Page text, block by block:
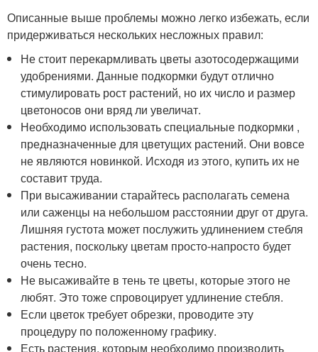
Описанные выше проблемы можно легко избежать, если
придерживаться нескольких несложных правил:
Не стоит перекармливать цветы азотосодержащими
удобрениями. Данные подкормки будут отлично
стимулировать рост растений, но их число и размер
цветоносов они вряд ли увеличат.
Необходимо использовать специальные подкормки ,
предназначенные для цветущих растений. Они вовсе
не являются новинкой. Исходя из этого, купить их не
составит труда.
При высаживании старайтесь располагать семена
или саженцы на небольшом расстоянии друг от друга.
Лишняя густота может послужить удлинением стебля
растения, поскольку цветам просто-напросто будет
очень тесно.
Не высаживайте в тень те цветы, которые этого не
любят. Это тоже спровоцирует удлинение стебля.
Если цветок требует обрезки, проводите эту
процедуру по положенному графику.
Есть растения, которым необходимо производить